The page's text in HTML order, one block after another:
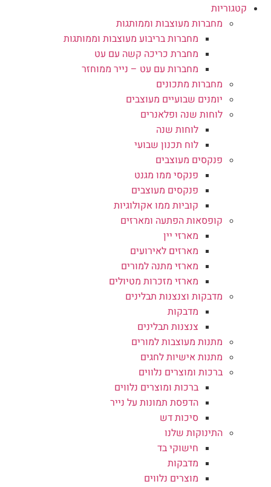
קטגוריות
מחברות מעוצבות וממותגות
מחברות בריבוע מעוצבות וממותגות
מחברת כריכה קשה עם עט
מחברות עם עט – נייר ממוחזר
מחברות מתכונים
יומנים שבועיים מעוצבים
לוחות שנה ופלאנרים
לוחות שנה
לוח תכנון שבועי
פנקסים מעוצבים
פנקסי ממו מגנט
פנקסים מעוצבים
קוביות ממו אקולוגיות
קופסאות הפתעה ומארזים
מארזי יין
מארזים לאירועים
מארזי מתנה למורים
מארזי מזכרות מטיולים
מדבקות וצנצנות תבלינים
מדבקות
צנצנות תבלינים
מתנות מעוצבות למורים
מתנות אישיות לחגים
ברכות ומוצרים נלווים
ברכות ומוצרים נלווים
הדפסת תמונות על נייר
סיכות דש
התינוקות שלנו
חישוקי בד
מדבקות
מוצרים נלווים